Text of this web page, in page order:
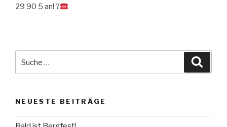
29 90 5 an! ?
nach:
NEUESTE BEITRÄGE